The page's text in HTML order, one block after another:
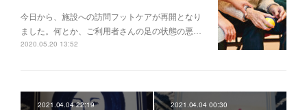
今日から、施設への訪問フットケアが再開となり
ました。何とか、ご利用者さんの足の状態の悪…
2020.05.20 13:52
2021.04.04 22:19 2021.04.04 00:30